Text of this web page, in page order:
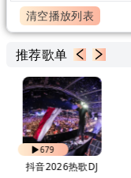
清空播放列表
推荐歌单
679
抖音2026热歌DJ